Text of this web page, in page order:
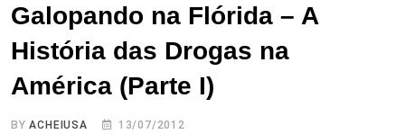
Galopando na Flórida – A
História das Drogas na
América (Parte I)
BYACHEIUSA 13/07/2012